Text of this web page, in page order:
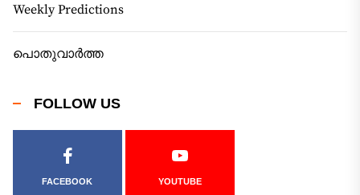
Weekly Predictions
പൊതുവാർത്ത
FOLLOW US
FACEBOOK YOUTUBE